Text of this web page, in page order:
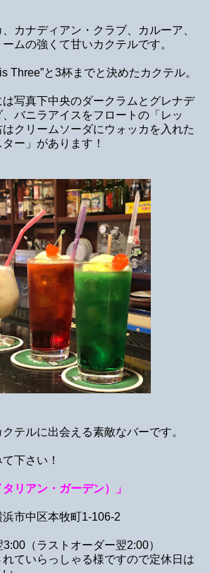
カナディアン・クラブ、カルーア、
ムの強くて甘いカクテルです。
Three”と3杯までと決めたカクテル。
写真下中央のダークラムとグレナデ
バニラアイスをフロートの「レッ
はクリームソーダにウォッカを入れた
ー」があります！
テルに出会える素敵なバーです。
下さい！
タリアン・ガーデン）」
中区本牧町1-106-2
（ラストオーダー翌2:00）
ていらっしゃる様ですので定休日は